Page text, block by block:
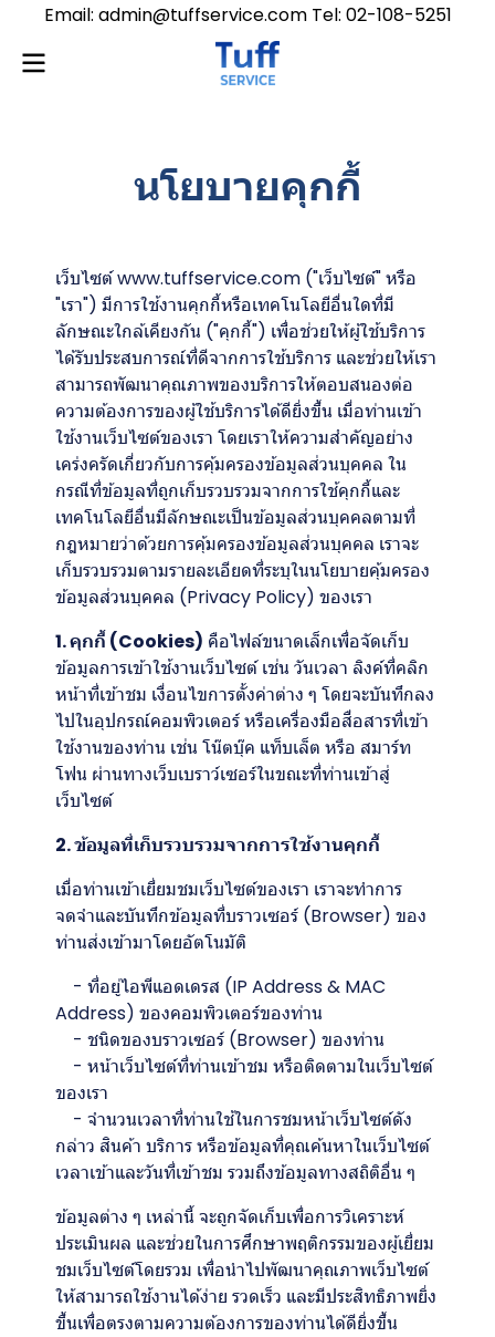
Email: admin@tuffservice.com Tel: 02-108-5251
นโยบายคุกกี้
เว็บไซต์ www.tuffservice.com ("เว็บไซต์" หรือ
"เรา") มีการใช้งานคุกกี้หรือเทคโนโลยีอื่นใดที่มี
ลักษณะใกล้เคียงกัน ("คุกกี้") เพื่อช่วยให้ผู้ใช้บริการ
ได้รับประสบการณ์ที่ดีจากการใช้บริการ และช่วยให้เรา
สามารถพัฒนาคุณภาพของบริการให้ตอบสนองต่อ
ความต้องการของผู้ใช้บริการได้ดียิ่งขึ้น เมื่อท่านเข้า
ใช้งานเว็บไซต์ของเรา โดยเราให้ความสำคัญอย่าง
เคร่งครัดเกี่ยวกับการคุ้มครองข้อมูลส่วนบุคคล ใน
กรณีที่ข้อมูลที่ถูกเก็บรวบรวมจากการใช้คุกกี้และ
เทคโนโลยีอื่นมีลักษณะเป็นข้อมูลส่วนบุคคลตามที่
กฎหมายว่าด้วยการคุ้มครองข้อมูลส่วนบุคคล เราจะ
เก็บรวบรวมตามรายละเอียดที่ระบุในนโยบายคุ้มครอง
ข้อมูลส่วนบุคคล (Privacy Policy) ของเรา
1. คุกกี้ (Cookies) คือไฟล์ขนาดเล็กเพื่อจัดเก็บ
ข้อมูลการเข้าใช้งานเว็บไซต์ เช่น วันเวลา ลิงค์ที่คลิก
หน้าที่เข้าชม เงื่อนไขการตั้งค่าต่าง ๆ โดยจะบันทึกลง
ไปในอุปกรณ์คอมพิวเตอร์ หรือเครื่องมือสื่อสารที่เข้า
ใช้งานของท่าน เช่น โน๊ตบุ๊ค แท็บเล็ต หรือ สมาร์ท
โฟน ผ่านทางเว็บเบราว์เซอร์ในขณะที่ท่านเข้าสู่
เว็บไซต์
2. ข้อมูลที่เก็บรวบรวมจากการใช้งานคุกกี้
เมื่อท่านเข้าเยี่ยมชมเว็บไซต์ของเรา เราจะทำการ
จดจำและบันทึกข้อมูลที่บราวเซอร์ (Browser) ของ
ท่านส่งเข้ามาโดยอัตโนมัติ
- ที่อยู่ไอพีแอดเดรส (IP Address & MAC
Address) ของคอมพิวเตอร์ของท่าน
- ชนิดของบราวเซอร์ (Browser) ของท่าน
- หน้าเว็บไซต์ที่ท่านเข้าชม หรือติดตามในเว็บไซต์
ของเรา
- จำนวนเวลาที่ท่านใช้ในการชมหน้าเว็บไซต์ดัง
กล่าว สินค้า บริการ หรือข้อมูลที่คุณค้นหาในเว็บไซต์
เวลาเข้าและวันที่เข้าชม รวมถึงข้อมูลทางสถิติอื่น ๆ
ข้อมูลต่าง ๆ เหล่านี้ จะถูกจัดเก็บเพื่อการวิเคราะห์
ประเมินผล และช่วยในการศึกษาพฤติกรรมของผู้เยี่ยม
ชมเว็บไซต์โดยรวม เพื่อนำไปพัฒนาคุณภาพเว็บไซต์
ให้สามารถใช้งานได้ง่าย รวดเร็ว และมีประสิทธิภาพยิ่ง
ขึ้นเพื่อตรงตามความต้องการของท่านได้ดียิ่งขึ้น